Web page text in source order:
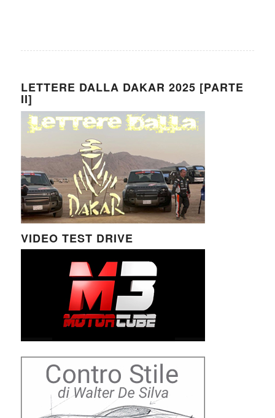
LETTERE DALLA DAKAR 2025 [PARTE
II]
VIDEO TEST DRIVE